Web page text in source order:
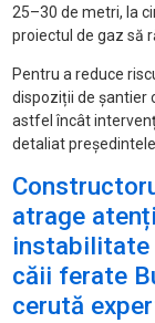
25–30 de metri, la
proiectul de gaz să
Pentru a reduce
dispoziții de șantier
astfel încât
detaliat
atrage
instabilitate
căii ferate
cerută